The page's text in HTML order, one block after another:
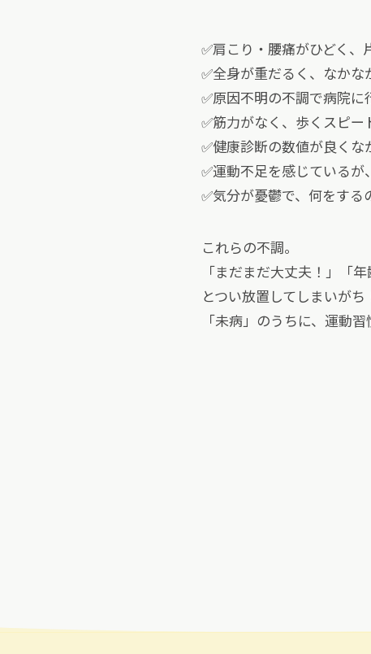
✅肩こり・腰痛がひどく、
✅全身が重だるく、なかな
✅原因不明の不調で病院
✅筋力がなく、歩くスピー
✅健康診断の数値が良く
✅運動不足を感じている
✅気分が憂鬱で、何をする
これらの不調。
「まだまだ大丈夫！」「
とつい放置してしまいがち
「未病」のうちに、運動